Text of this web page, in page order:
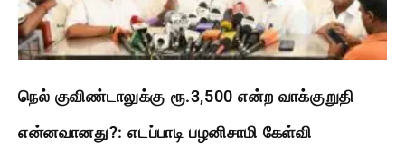
நெல் குவிண்டாலுக்கு ரூ.3,500 என்ற வாக்குறுதி
என்னவானது?: எடப்பாடி பழனிசாமி கேள்வி